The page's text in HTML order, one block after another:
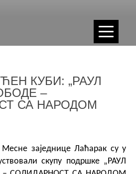
КУБИ: „РАУЛ
–
СА НАРОДОМ
заједнице Лаћарак су у
скупу подршке „РАУЛ